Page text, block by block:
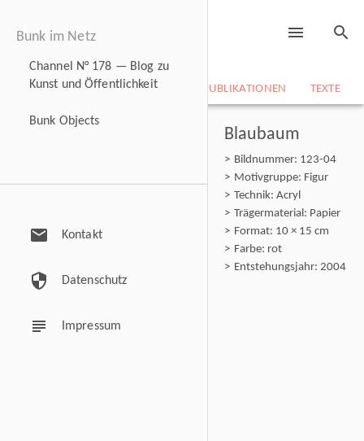
NEWS BILDARCHIV PUBLIKATIONEN TEXTE
menu search
Bunk im Netz
Channel N° 178 — Blog zu
Kunst und Öffentlichkeit
Bunk Objects
mail Kontakt
security Datenschutz
subject Impressum
Blaubaum
Bildnummer: 123-04
Motivgruppe: Figur
Technik: Acryl
Trägermaterial: Papier
Format: 10 × 15 cm
Farbe: rot
Entstehungsjahr: 2004